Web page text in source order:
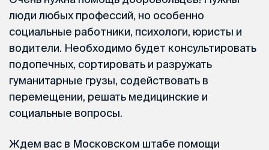
люди любых профессий, но особенно
социальные работники, психологи, юристы и
водители. Необходимо будет консультировать
подопечных, сортировать и разружать
гуманитарные грузы, содействовать в
перемещении, решать медицинские и
социальные вопросы.
Ждем вас в Московском штабе помощи